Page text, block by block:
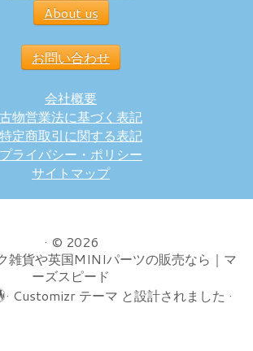
About us
お問い合わせ
会社概要
古物営業法に基づく表記
特定商取引に関する表記
プライバシー・ポリシー
サイトマップ
· © 2026
雑貨や英国MINIパーツの販売なら｜マ
ーズスピード
· Customizr テーマ と設計されました ·